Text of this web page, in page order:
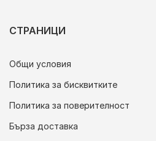
СТРАНИЦИ
Общи условия
Политика за бисквитките
Политика за поверителност
Бърза доставка